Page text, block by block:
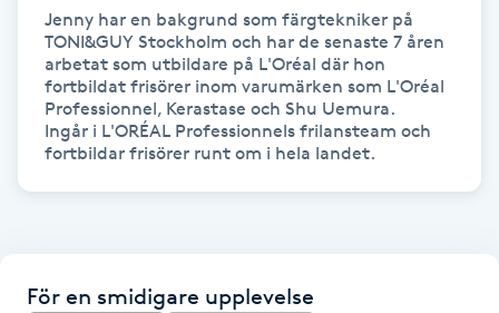
Hypnos
Hårborttagning
Hårbottenbehandling
Jenny har en bakgrund som färgtekniker på
TONI&GUY Stockholm och har de senaste 7 åren
arbetat som utbildare på L'Oréal där hon
fortbildat frisörer inom varumärken som L'Oréal
Professionnel, Kerastase och Shu Uemura.
Ingår i L'ORÉAL Professionnels frilansteam och
fortbildar frisörer runt om i hela landet.
För en smidigare upplevelse